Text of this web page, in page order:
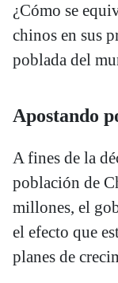
¿Cómo se
chinos en sus
poblada del
Apostando
A fines de la
población de
millones, el
el efecto que
planes de